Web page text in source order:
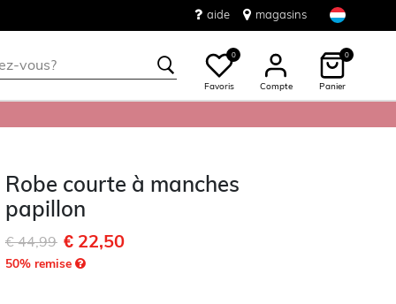
aide magasins
0
Favoris Compte
0
Panier
Robe courte à manches
papillon
Remise de
€ 44,99à€ 22,50
50% remise